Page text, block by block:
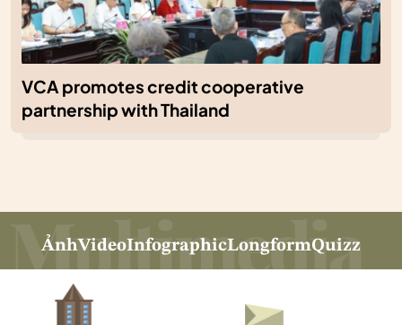
VCA promotes credit cooperative
partnership with Thailand
ẢnhVideoInfographicLongformQuizz